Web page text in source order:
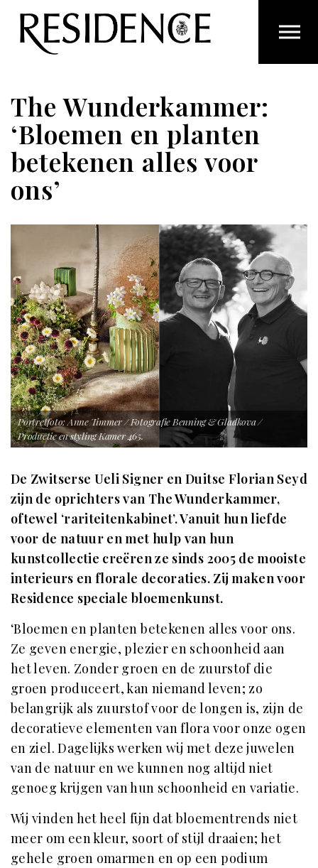
Overslaan en ga direct naar de inhoud
The Wunderkammer:
‘Bloemen en planten
betekenen alles voor
ons’
Portretfoto: Anne Timmer / Fotografie Benning & Gladkova /
Productie en styling Kamer 465.
De Zwitserse Ueli Signer en Duitse Florian Seyd
zijn de oprichters van The Wunderkammer,
oftewel ‘rariteitenkabinet’. Vanuit hun liefde
voor de natuur en met hulp van hun
kunstcollectie creëren ze sinds 2005 de mooiste
interieurs en florale decoraties. Zij maken voor
Residence speciale bloemenkunst.
‘Bloemen en planten betekenen alles voor ons.
Ze geven energie, plezier en schoonheid aan
het leven. Zonder groen en de zuurstof die
groen produceert, kan niemand leven; zo
belangrijk als zuurstof voor de longen is, zijn de
decoratieve elementen van flora voor onze ogen
en ziel. Dagelijks werken wij met deze juwelen
van de natuur en we kunnen nog altijd niet
genoeg krijgen van hun schoonheid en variatie.
Wij vinden het heel fijn dat bloementrends niet
meer om een kleur, soort of stijl draaien; het
gehele groen omarmen en op een podium